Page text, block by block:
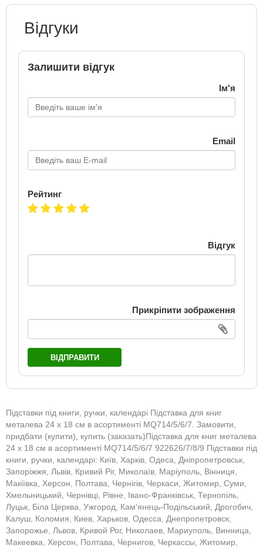
Відгуки
Залишити відгук
Ім'я
Email
Рейтинг
Відгук
Прикріпити зображення
ВІДПРАВИТИ
Підставки під книги, ручки, календарі Підставка для книг
металева 24 х 18 см в асортименті MQ714/5/6/7. Замовити,
придбати (купити), купить (заказать)Підставка для книг металева
24 х 18 см в асортименті MQ714/5/6/7 922626/7/8/9 Підставки під
книги, ручки, календарі: Київ, Харків, Одеса, Дніпропетровськ,
Запоріжжя, Львів, Кривий Ріг, Миколаїв, Маріуполь, Вінниця,
Макіївка, Херсон, Полтава, Чернігів, Черкаси, Житомир, Суми,
Хмельницький, Чернівці, Рівне, Івано-Франківськ, Тернопіль,
Луцьк, Біла Церква, Ужгород, Кам'янець-Подільський, Дрогобич,
Калуш, Коломия, Киев, Харьков, Одесса, Днепропетровск,
Запорожье, Львов, Кривой Рог, Николаев, Мариуполь, Винница,
Макеевка, Херсон, Полтава, Чернигов, Черкассы, Житомир,